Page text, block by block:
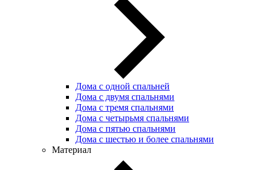
Дома с одной спальней
Дома с двумя спальнями
Дома с тремя спальнями
Дома с четырьмя спальнями
Дома с пятью спальнями
Дома с шестью и более спальнями
Материал